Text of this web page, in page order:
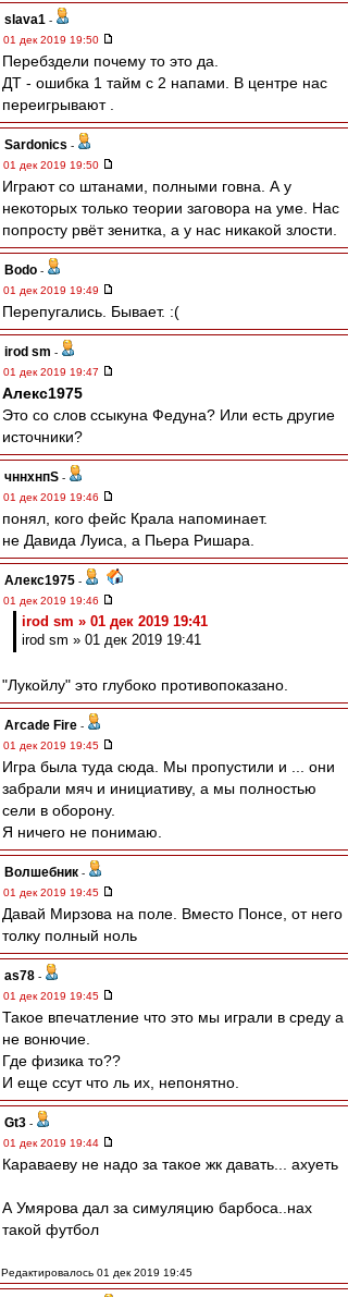
slava1 -
01 дек 2019 19:50
Перебздели почему то это да.
ДТ - ошибка 1 тайм с 2 напами. В центре нас
переигрывают .
Sardonics -
01 дек 2019 19:50
Играют со штанами, полными говна. А у
некоторых только теории заговора на уме. Нас
попросту рвёт зенитка, а у нас никакой злости.
Bodo -
01 дек 2019 19:49
Перепугались. Бывает. :(
irod sm -
01 дек 2019 19:47
Алекс1975
Это со слов ссыкуна Федуна? Или есть другие
источники?
чннхнпS -
01 дек 2019 19:46
понял, кого фейс Крала напоминает.
не Давида Луиса, а Пьера Ришара.
Алекс1975 -
01 дек 2019 19:46
irod sm » 01 дек 2019 19:41
irod sm » 01 дек 2019 19:41
"Лукойлу" это глубоко противопоказано.
Arcade Fire -
01 дек 2019 19:45
Игра была туда сюда. Мы пропустили и ... они
забрали мяч и инициативу, а мы полностью
сели в оборону.
Я ничего не понимаю.
Волшебник -
01 дек 2019 19:45
Давай Мирзова на поле. Вместо Понсе, от него
толку полный ноль
as78 -
01 дек 2019 19:45
Такое впечатление что это мы играли в среду а
не вонючие.
Где физика то??
И еще ссут что ль их, непонятно.
Gt3 -
01 дек 2019 19:44
Караваеву не надо за такое жк давать... ахуеть
А Умярова дал за симуляцию барбоса..нах
такой футбол
Редактировалось 01 дек 2019 19:45